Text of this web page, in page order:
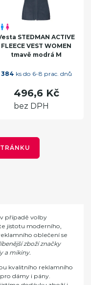
STEDMAN ACTIVE
FLEECE VEST WOMEN
tmavě modrá M
384 ks do 6-8 prac. dnů
496,6 Kč
bez DPH
případě volby
jistotu moderního,
oblečení se
zboží značky
a mikiny.
kvalitního reklamního
dámy i pány.